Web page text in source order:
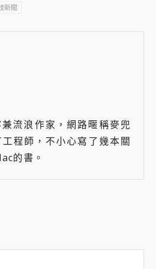
新聞
流浪作家，網路暱稱麥兜
程師，不小心寫了幾本關
的書。